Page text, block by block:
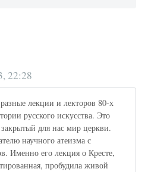
22:28
лекции и лекторов 80-х
русского искусства. Это
для нас мир церкви.
научного атеизма с
Именно его лекция о Кресте,
пробудила живой